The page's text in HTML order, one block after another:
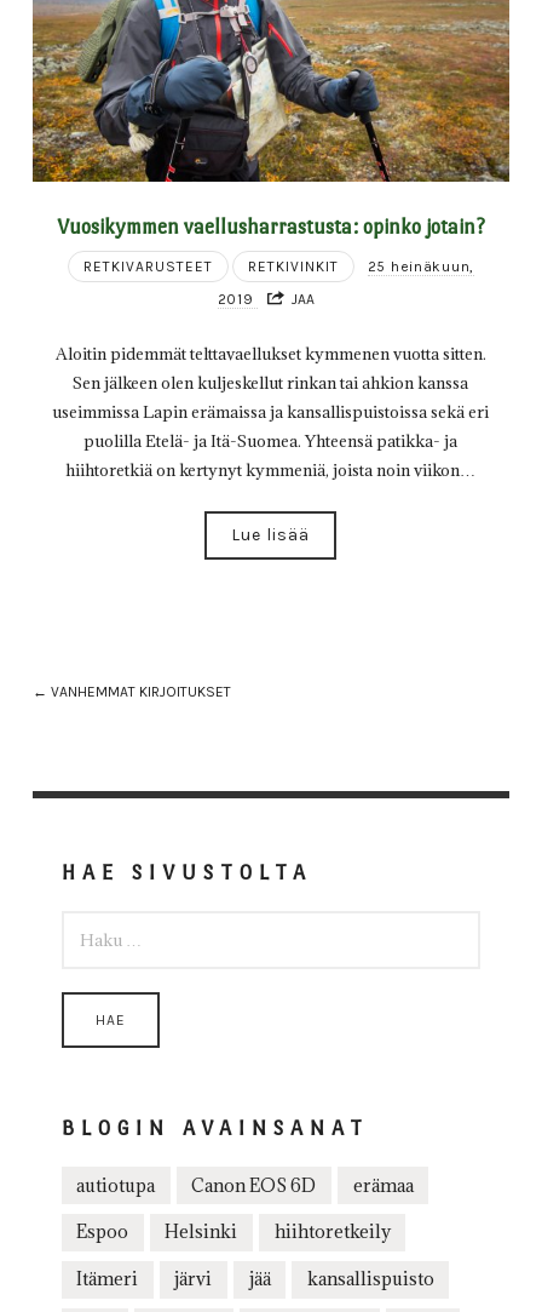
Vuosikymmen vaellusharrastusta: opinko jotain?
RETKIVARUSTEET RETKIVINKIT
25 heinäkuun,
2019
JAA
Aloitin pidemmät telttavaellukset kymmenen vuotta sitten.
Sen jälkeen olen kuljeskellut rinkan tai ahkion kanssa
useimmissa Lapin erämaissa ja kansallispuistoissa sekä eri
puolilla Etelä- ja Itä-Suomea. Yhteensä patikka- ja
hiihtoretkiä on kertynyt kymmeniä, joista noin viikon…
Lue lisää
← VANHEMMAT KIRJOITUKSET
HAE SIVUSTOLTA
BLOGIN AVAINSANAT
autiotupa Canon EOS 6D erämaa
Espoo Helsinki hiihtoretkeily
Itämeri järvi jää kansallispuisto